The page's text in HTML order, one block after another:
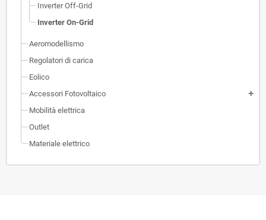
Inverter Off-Grid
Inverter On-Grid
Aeromodellismo
Regolatori di carica
Eolico
Accessori Fotovoltaico
add
Mobilità elettrica
Outlet
Materiale elettrico